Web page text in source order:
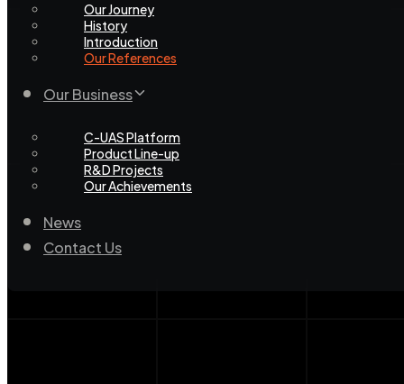
Our Journey
History
Introduction
Our References
Our Business
C-UAS Platform
Product Line-up
R&D Projects
Our Achievements
News
Contact Us